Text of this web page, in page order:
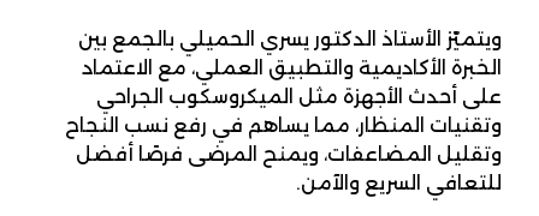
ويتميّز الأستاذ الدكتور يسري الحميلي بالجمع بين
الخبرة الأكاديمية والتطبيق العملي، مع الاعتماد
على أحدث الأجهزة مثل الميكروسكوب الجراحي
وتقنيات المنظار، مما يساهم في رفع نسب النجاح
وتقليل المضاعفات، ويمنح المرضى فرصًا أفضل
للتعافي السريع والآمن.